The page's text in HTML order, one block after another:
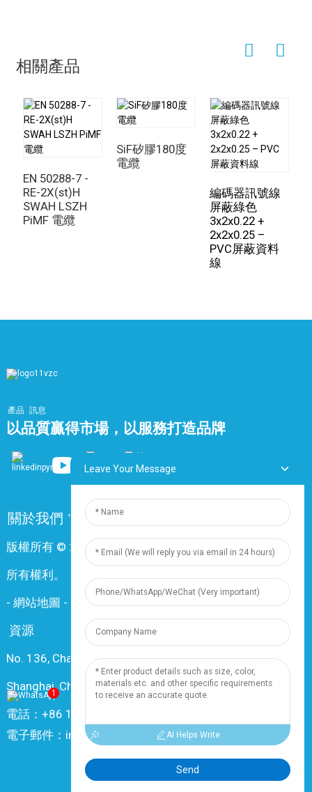
固耐用的結構確保了其在嚴苛的工業環境中也能可靠地運
行，最大限度地降低了訊號幹擾或衰減的風險。
和控制系統中不可或缺的組件。其堅固耐用的設計、與不
同類型熱電偶的兼容性以及遠距離傳輸精確溫度訊號的能
力，使其成為確保工業製程效率、安全性和品質的關鍵工
具。隨著技術的不斷進步，對可靠的溫度感測和控制解決
方案的需求只會不斷增長，這進一步凸顯了熱電偶的重要
性。熱電偶 TX IS OS 電纜 在工業領域。
相關產品
EN 50288-7 -
RE-2X(st)H
SWAH LSZH
PiMF 電纜
SiF矽膠180度
電纜
編碼器訊號線
屏蔽綠色
3x2x0.22 +
2x2x0.25 –
PVC屏蔽資料
線
產品 訊息
以品質贏得市場，以服務打造品牌
關於我們 常問問題
版權所有 © 2024 上海鼎尊電氣電纜股份有限公司。保留
所有權利。
- 網站地圖 - Resource
資源
No. 136, Changxiang Rd., Nanxiang Town, 201802,
Shanghai, China
電話：+86 18019377761
電子郵件：info@dingzuncable.com
1
Leave Your Message
AI Helps Write
Send